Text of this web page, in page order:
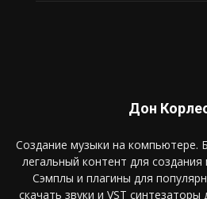
Дон
Создание музыки на компьютере.
легальный контент для
Сэмплы и плагины для
скачать звуки и VST